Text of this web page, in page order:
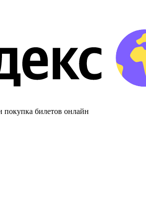
покупка билетов онлайн